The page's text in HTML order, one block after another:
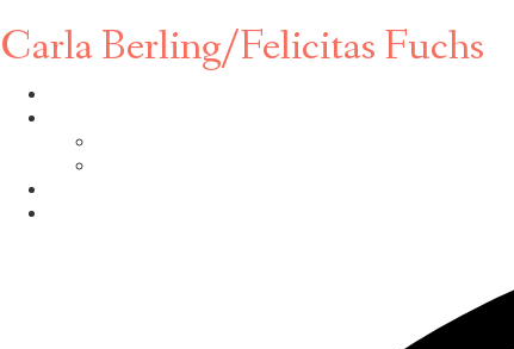
Carla Berling/Felicitas Fuchs